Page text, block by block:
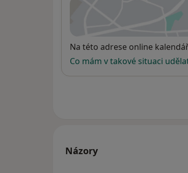
Dostupnost
Na této adrese online
Co mám v takové situaci
Názory